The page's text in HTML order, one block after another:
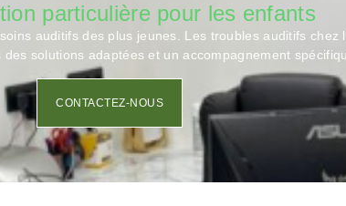
particulière pour les enfants
auditifs des plus jeunes. Les troubles auditifs chez
solutions adaptées et un accompagnement
CONTACTEZ-NOUS